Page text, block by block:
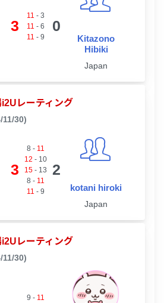
3
11 - 3
11 - 6
11 - 9
0
Kitazono
Hibiki
Japan
レーティング
11/30)
3
8 - 11
12 - 10
15- 13
8 - 11
11 - 9
2
kotani hiroki
Japan
レーティング
11/30)
9 - 11